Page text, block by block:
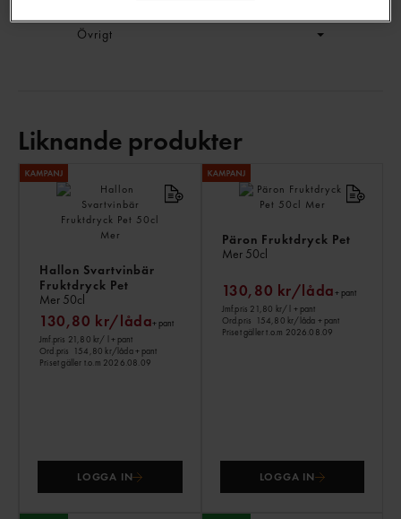
Övrigt
Liknande produkter
Hallon Svartvinbär
Fruktdryck Pet
Mer 50cl
130,80 kr/låda+ pant
Jmf.pris 21,80 kr/ l + pant
Ord.pris
154,80 kr/låda+ pant
Priset gäller t.o.m 2026.08.09
LOGGA IN
Päron Fruktdryck Pet
Mer 50cl
130,80 kr/låda+ pant
Jmf.pris 21,80 kr/ l + pant
Ord.pris
154,80 kr/låda + pant
Priset gäller t.o.m 2026.08.09
LOGGA IN